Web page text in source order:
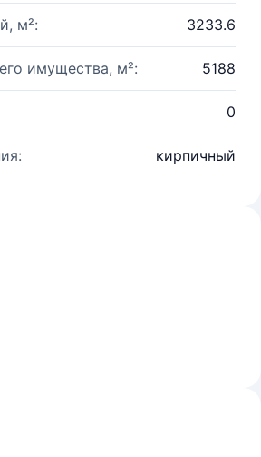
м²: 3233.6
имущества, м²: 5188
0
кирпичный